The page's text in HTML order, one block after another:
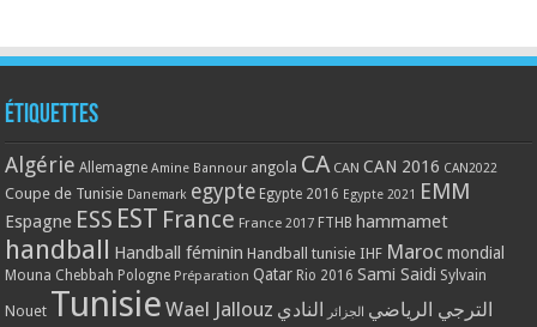
Étiquettes
Algérie Allemagne Amine Bannour angola CA CAN CAN 2016 CAN2022
Coupe de Tunisie Danemark egypte Egypte 2016 Egypte 2021 EMM
Espagne ESS EST France France 2017 FTHB hammamet
handball Handball féminin Handball tunisie IHF Maroc mondial
Mouna Chebbah Pologne Préparation Qatar Rio 2016 Sami Saidi Sylvain
Nouet Tunisie Wael Jallouz الترجي الرياضي الجزائر النادي